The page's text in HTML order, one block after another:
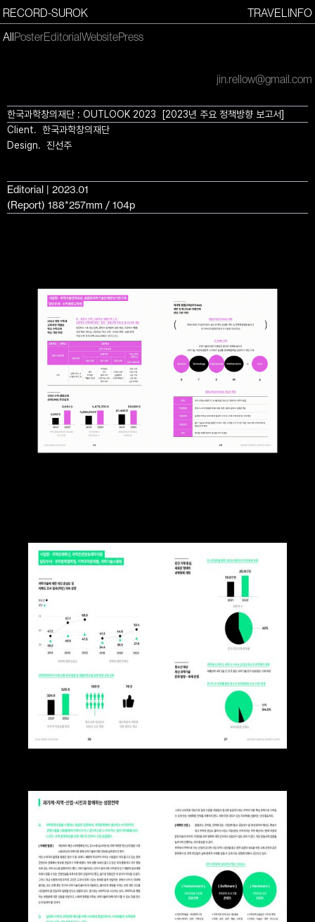
RECORD-SUROK TRAVELINFO
AllPosterEditorialWebsitePress
jin.rellow@gmail.com
한국과학창의재단 : OUTLOOK 2023 [2023년 주요 정책방향 보고서]
Client. 한국과학창의재단
Design. 진선주
Editorial | 2023.01
(Report) 188*257mm / 104p